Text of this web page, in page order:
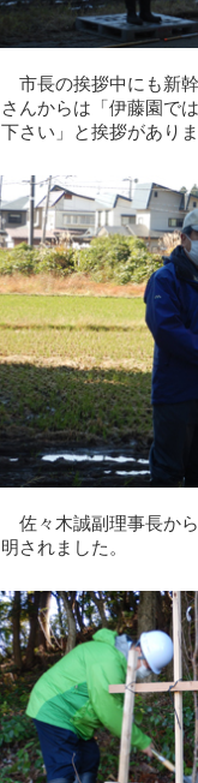
市長の挨拶中にも新
さんからは「伊藤園で
下さい」と挨拶があり
佐々木誠副理事長か
明されました。